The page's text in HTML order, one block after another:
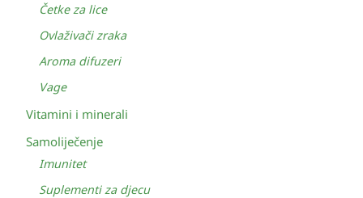
Četke za lice
Ovlaživači zraka
Aroma difuzeri
Vage
Vitamini i minerali
Samoliječenje
Imunitet
Suplementi za djecu